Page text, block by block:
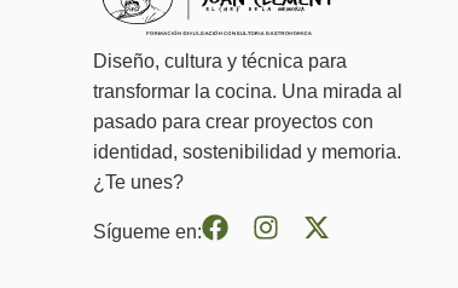
Diseño, cultura y técnica para
transformar la cocina. Una mirada al
pasado para crear proyectos con
identidad, sostenibilidad y memoria.
¿Te unes?
Sígueme en: